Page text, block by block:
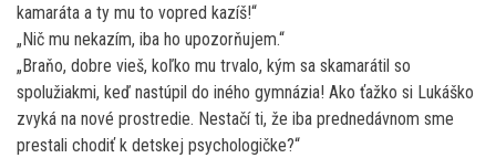
kamaráta a ty mu to vopred kazíš!“
„Nič mu nekazím, iba ho upozorňujem.“
„Braňo, dobre vieš, koľko mu trvalo, kým sa skamarátil so
spolužiakmi, keď nastúpil do iného gymnázia! Ako ťažko si Lukáško
zvyká na nové prostredie. Nestačí ti, že iba prednedávnom sme
prestali chodiť k detskej psychologičke?“